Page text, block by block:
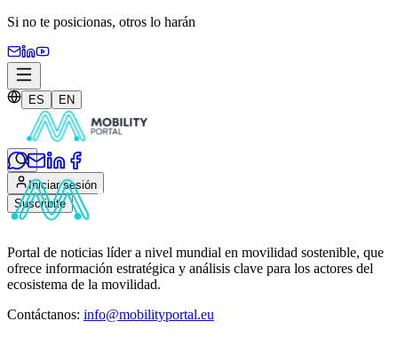
Si no te posicionas, otros lo harán
ES EN
Iniciar sesión
Suscribite
Portal de noticias líder a nivel mundial en movilidad sostenible, que
ofrece información estratégica y análisis clave para los actores del
ecosistema de la movilidad.
Contáctanos: info@mobilityportal.eu